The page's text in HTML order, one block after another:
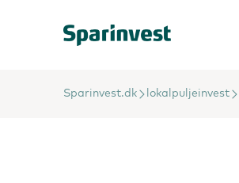
Sparinvest.dk lokalpuljeinvest